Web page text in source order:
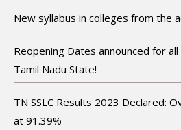
New syllabus in colleges from the
Reopening Dates announced for
Tamil Nadu State!
TN SSLC Results 2023 Declared:
at 91.39%